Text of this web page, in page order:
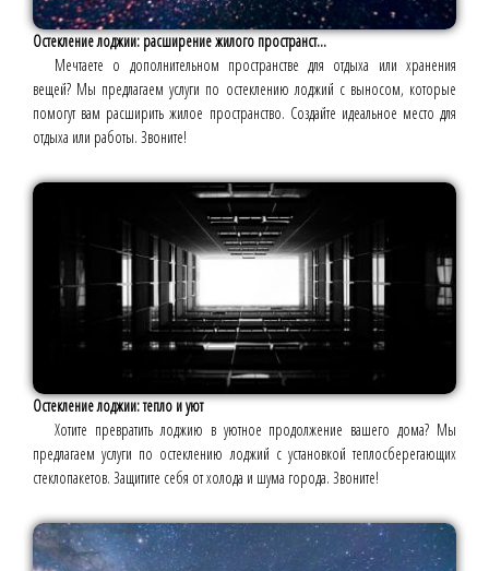
Остекление лоджии: расширение жилого пространст...
Мечтаете о дополнительном пространстве для отдыха или хранения
вещей? Мы предлагаем услуги по остеклению лоджий с выносом, которые
помогут вам расширить жилое пространство. Создайте идеальное место для
отдыха или работы. Звоните!
Остекление лоджии: тепло и уют
Хотите превратить лоджию в уютное продолжение вашего дома? Мы
предлагаем услуги по остеклению лоджий с установкой теплосберегающих
стеклопакетов. Защитите себя от холода и шума города. Звоните!